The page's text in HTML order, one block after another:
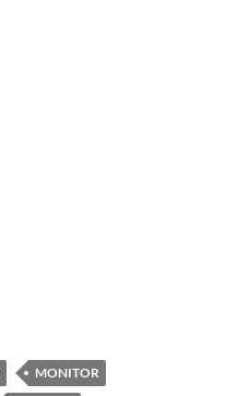
MONITOR